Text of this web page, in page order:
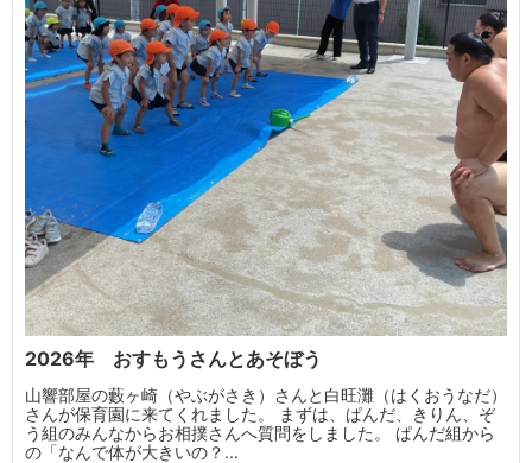
2026年 おすもうさんとあそぼう
山響部屋の藪ヶ崎（やぶがさき）さんと白旺灘（はくおうなだ）
さんが保育園に来てくれました。 まずは、ぱんだ、きりん、ぞ
う組のみんなからお相撲さんへ質問をしました。 ぱんだ組から
の「なんで体が大きいの？...